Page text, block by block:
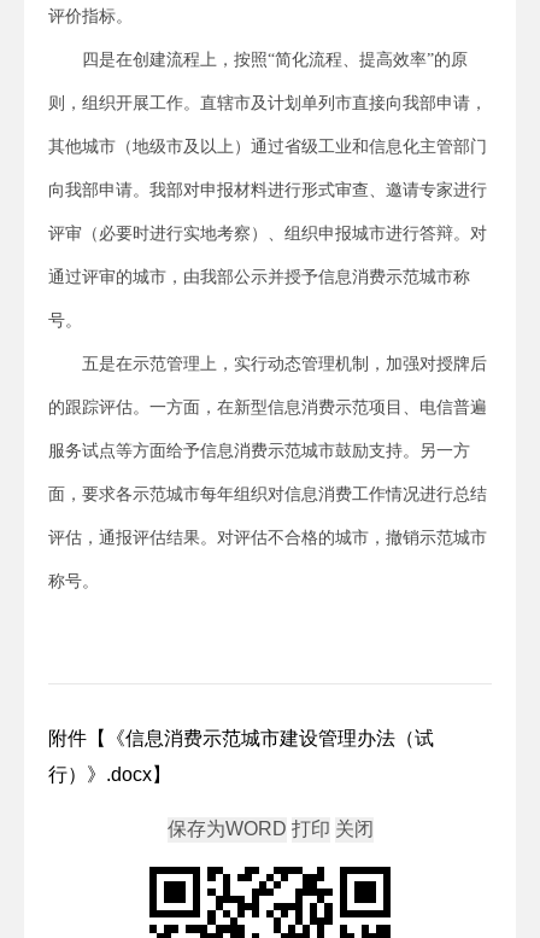
评价指标。
四是在创建流程上，按照“简化流程、提高效率”的原
则，组织开展工作。直辖市及计划单列市直接向我部申请，
其他城市（地级市及以上）通过省级工业和信息化主管部门
向我部申请。我部对申报材料进行形式审查、邀请专家进行
评审（必要时进行实地考察）、组织申报城市进行答辩。对
通过评审的城市，由我部公示并授予信息消费示范城市称
号。
五是在示范管理上，实行动态管理机制，加强对授牌后
的跟踪评估。一方面，在新型信息消费示范项目、电信普遍
服务试点等方面给予信息消费示范城市鼓励支持。另一方
面，要求各示范城市每年组织对信息消费工作情况进行总结
评估，通报评估结果。对评估不合格的城市，撤销示范城市
称号。
附件【
《信息消费示范城市建设管理办法（试
行）》.docx】